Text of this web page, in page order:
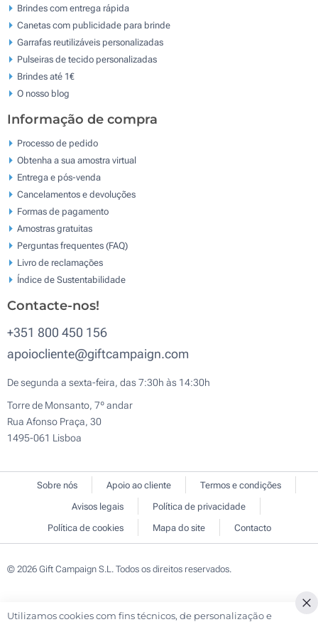
Brindes com entrega rápida
Canetas com publicidade para brinde
Garrafas reutilizáveis personalizadas
Pulseiras de tecido personalizadas
Brindes até 1€
O nosso blog
Informação de compra
Processo de pedido
Obtenha a sua amostra virtual
Entrega e pós-venda
Cancelamentos e devoluções
Formas de pagamento
Amostras gratuitas
Perguntas frequentes (FAQ)
Livro de reclamaçōes
Índice de Sustentabilidade
Contacte-nos!
+351 800 450 156
apoiocliente@giftcampaign.com
De segunda a sexta-feira, das 7:30h às 14:30h
Torre de Monsanto, 7º andar
Rua Afonso Praça, 30
1495-061 Lisboa
Sobre nós Apoio ao cliente
Termos e condições
Avisos legais
Política de privacidade
Política de cookies
Mapa do site Contacto
© 2026 Gift Campaign S.L. Todos os direitos reservados.
Utilizamos cookies com fins técnicos, de personalização e